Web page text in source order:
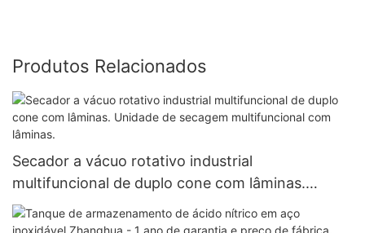
Produtos Relacionados
Secador a vácuo rotativo industrial
multifuncional de duplo cone com lâminas.
Unidade de secagem multifuncional com lâminas.